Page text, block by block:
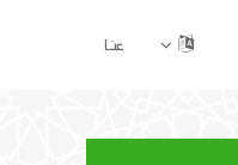
عنا